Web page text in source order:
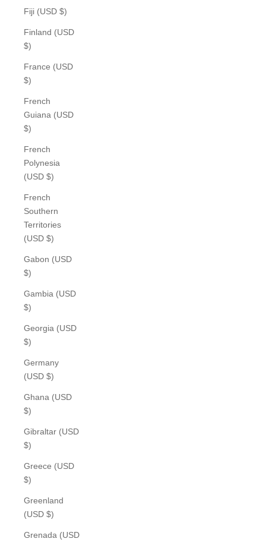
Fiji (USD $)
Finland (USD
$)
France (USD
$)
French
Guiana (USD
$)
French
Polynesia
(USD $)
French
Southern
Territories
(USD $)
Gabon (USD
$)
Gambia (USD
$)
Georgia (USD
$)
Germany
(USD $)
Ghana (USD
$)
Gibraltar (USD
$)
Greece (USD
$)
Greenland
(USD $)
Grenada (USD